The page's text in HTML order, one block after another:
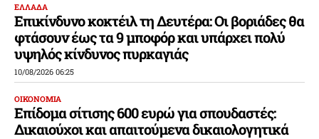
ΕΛΛΑΔΑ
Επικίνδυνο κοκτέιλ τη Δευτέρα: Οι βοριάδες θα
φτάσουν έως τα 9 μποφόρ και υπάρχει πολύ
υψηλός κίνδυνος πυρκαγιάς
10/08/2026 06:25
ΟΙΚΟΝΟΜΙΑ
Επίδομα σίτισης 600 ευρώ για σπουδαστές:
Δικαιούχοι και απαιτούμενα δικαιολογητικά